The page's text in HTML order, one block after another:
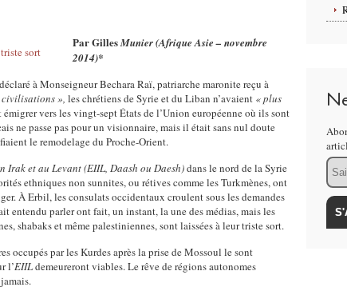
Par GillesMunier (Afrique Asie – novembre
2014)*
à Monseigneur Bechara Raï, patriarche maronite reçu à
civilisations », les chrétiens de Syrie et du Liban n’avaient « plus
vers les vingt-sept États de l’Union européenne où ils sont
ne passe pas pour un visionnaire, mais il était sans nul doute
le remodelage du Proche-Orient.
Irak et au Levant (EIIL, Daash ou Daesh)dans le nord de la Syrie
ethniques non sunnites, ou rétives comme les Turkmènes, ont
À Erbil, les consulats occidentaux croulent sous les demandes
entendu parler ont fait, un instant, la une des médias, mais les
shabaks et même palestiniennes, sont laissées à leur triste sort.
occupés par les Kurdes après la prise de Mossoul le sont
l’EIILdemeureront viables. Le rêve de régions autonomes